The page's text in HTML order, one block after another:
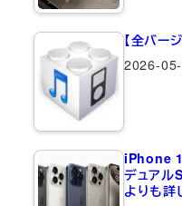
【全バー
2026-
iPhone
デュアル
よりも詳